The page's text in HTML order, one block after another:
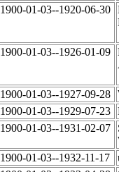
1900-01-03--1920-06-30
1900-01-03--1926-01-09
1900-01-03--1927-09-28
1900-01-03--1929-07-23
1900-01-03--1931-02-07
1900-01-03--1932-11-17